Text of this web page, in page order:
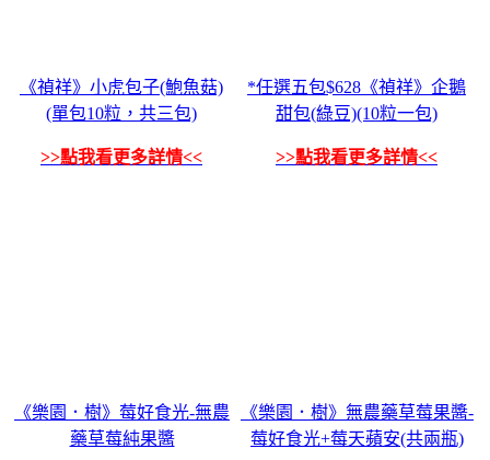
《禎祥》小虎包子(鮑魚菇)
(單包10粒，共三包)
>>點我看更多詳情<<
*任選五包$628《禎祥》企鵝
甜包(綠豆)(10粒一包)
>>點我看更多詳情<<
《樂園．樹》莓好食光-無農
藥草莓純果醬
《樂園．樹》無農藥草莓果醬-
莓好食光+莓天蘋安(共兩瓶)